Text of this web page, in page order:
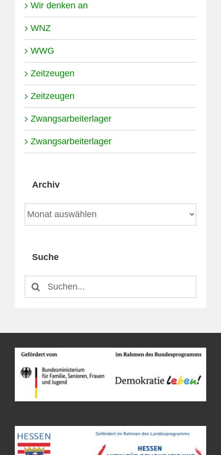
Wir denken an
WNZ
WWG
Zeitzeugen
Zeitzeugen
Zwangsarbeiterlager
Zwangsarbeiterlager
Archiv
Archiv
Suche
Suche
nach: